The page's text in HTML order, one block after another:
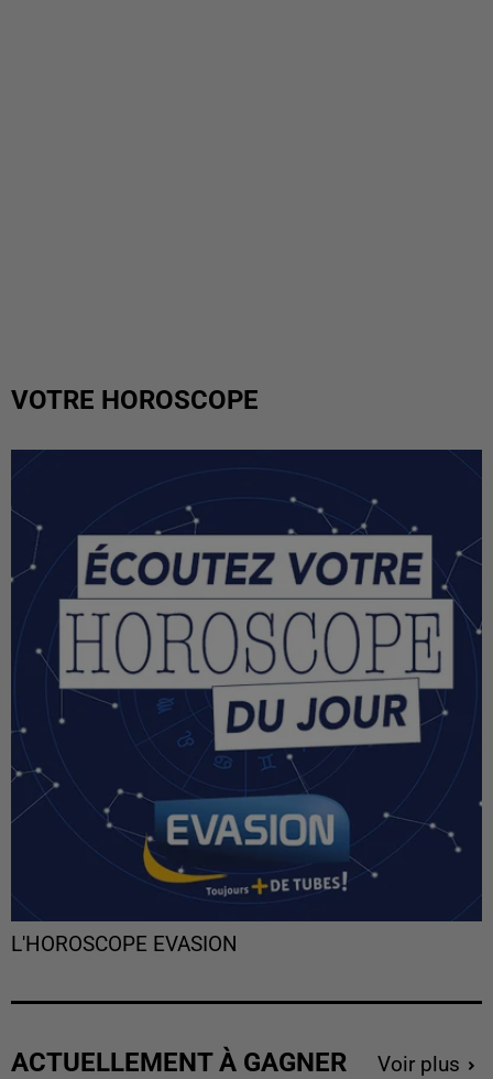
VOTRE HOROSCOPE
L'HOROSCOPE EVASION
ACTUELLEMENT À GAGNER Voir plus